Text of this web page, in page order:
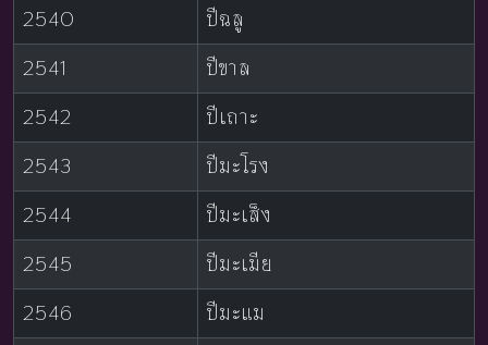
2540
ปีฉลู
2541
ปีขาล
2542
ปีเถาะ
2543
ปีมะโรง
2544
ปีมะเส็ง
2545
ปีมะเมีย
2546
ปีมะแม